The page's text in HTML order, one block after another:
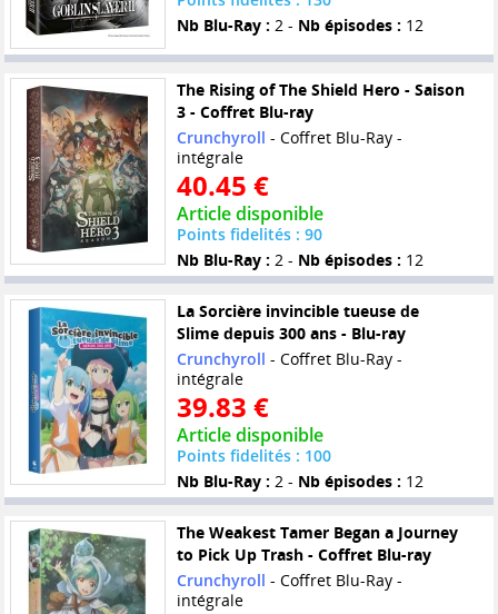
Nb Blu-Ray : 2 - Nb épisodes : 12
The Rising of The Shield Hero - Saison
3 - Coffret Blu-ray
Crunchyroll - Coffret Blu-Ray -
intégrale
40.45 €
Article disponible
Points fidelités : 90
Nb Blu-Ray : 2 - Nb épisodes : 12
La Sorcière invincible tueuse de
Slime depuis 300 ans - Blu-ray
Crunchyroll - Coffret Blu-Ray -
intégrale
39.83 €
Article disponible
Points fidelités : 100
Nb Blu-Ray : 2 - Nb épisodes : 12
The Weakest Tamer Began a Journey
to Pick Up Trash - Coffret Blu-ray
Crunchyroll - Coffret Blu-Ray -
intégrale